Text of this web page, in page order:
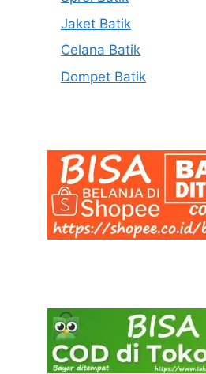
Jaket Batik
Celana Batik
Dompet Batik